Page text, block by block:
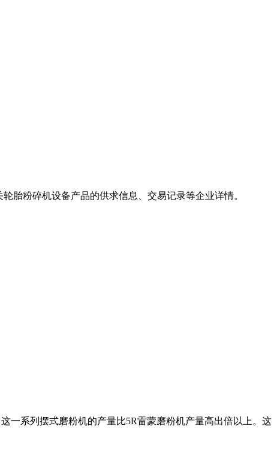
胎粉碎机设备产品的供求信息、交易记录等企业详情。
一系列摆式磨粉机的产量比5R雷蒙磨粉机产量高出倍以上。这